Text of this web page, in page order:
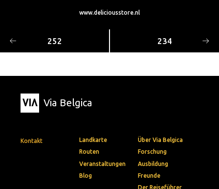
www.deliciousstore.nl
252 234
Via Belgica
Kontakt
Landkarte
Routen
Veranstaltungen
Blog
Über Via Belgica
Forschung
Ausbildung
Freunde
Der Reiseführer